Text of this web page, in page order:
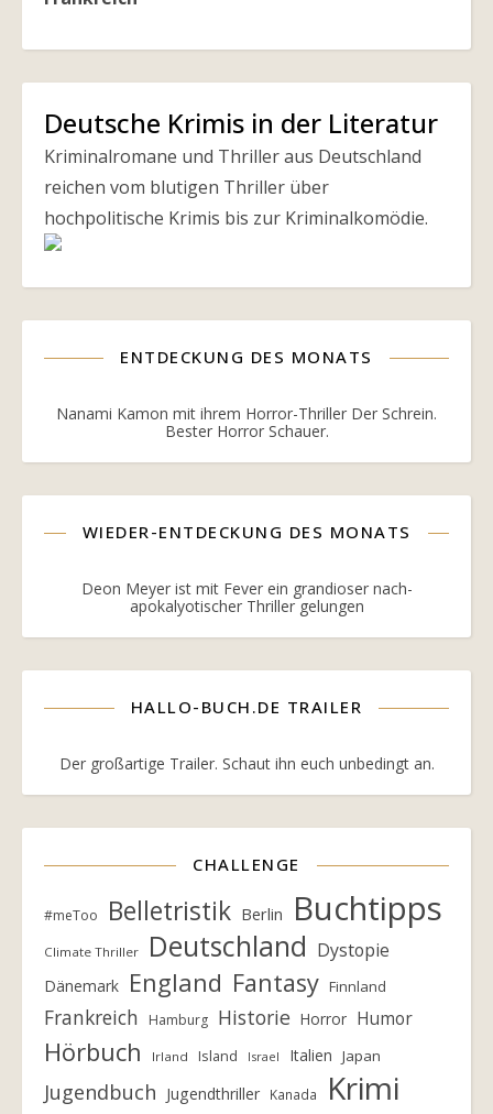
Deutsche Krimis in der Literatur
Kriminalromane und Thriller aus Deutschland
reichen vom blutigen Thriller über
hochpolitische Krimis bis zur Kriminalkomödie.
ENTDECKUNG DES MONATS
Nanami Kamon mit ihrem Horror-Thriller Der Schrein.
Bester Horror Schauer.
WIEDER-ENTDECKUNG DES MONATS
Deon Meyer ist mit Fever ein grandioser nach-
apokalyotischer Thriller gelungen
HALLO-BUCH.DE TRAILER
Der großartige Trailer. Schaut ihn euch unbedingt an.
CHALLENGE
#meToo Belletristik Berlin Buchtipps
Climate Thriller Deutschland Dystopie
Dänemark England Fantasy Finnland
Frankreich Hamburg Historie Horror Humor
Hörbuch Irland Island Israel Italien Japan
Jugendbuch Jugendthriller Kanada Krimi